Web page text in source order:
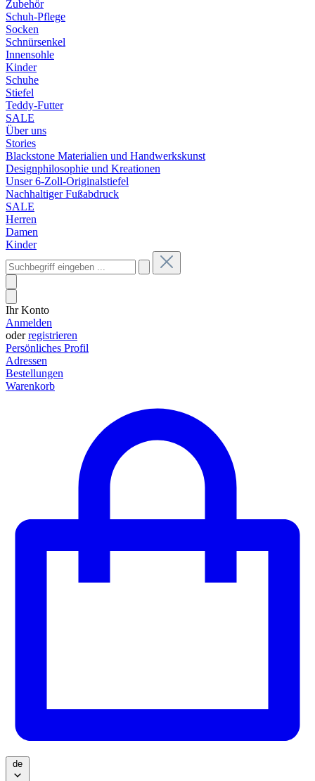
Zubehör
Schuh-Pflege
Socken
Schnürsenkel
Innensohle
Kinder
Schuhe
Stiefel
Teddy-Futter
SALE
Über uns
Stories
Blackstone Materialien und Handwerkskunst
Designphilosophie und Kreationen
Unser 6-Zoll-Originalstiefel
Nachhaltiger Fußabdruck
SALE
Herren
Damen
Kinder
Ihr Konto
Anmelden
oderregistrieren
Persönliches Profil
Adressen
Bestellungen
Warenkorb
de